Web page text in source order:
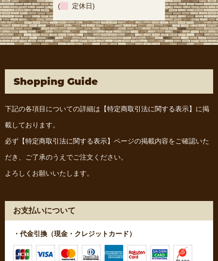
( 定休日)
Shopping Guide
下記の各項目についての詳細は 【特定商取引法に関する表示】 に掲
載しております。
必ず 【特定商取引法に関する表示】 ページの掲載内容をご確認いた
だき、ご了承のうえでご注文ください。
よろしくお願いいたします。
お支払いについて
・代金引換（現金・クレジットカード）